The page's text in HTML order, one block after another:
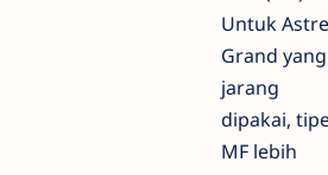
Untuk
Grand yang
jarang
dipakai,
MF lebih